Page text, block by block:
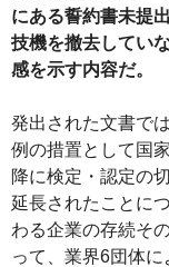
にある誓約書未提
技機を撤去してい
感を示す内容だ。
発出された文書で
例の措置として国
降に検定・認定の
延長されたことに
わる企業の存続そ
って、業界6団体